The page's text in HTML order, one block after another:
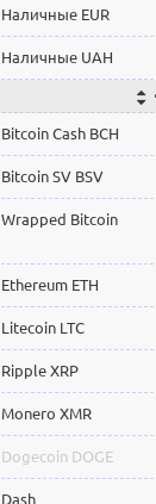
Наличные EUR
Наличные UAH
Bitcoin Cash BCH
Bitcoin SV BSV
Wrapped Bitcoin
Ethereum ETH
Litecoin LTC
Ripple XRP
Monero XMR
Dogecoin DOGE
Dash